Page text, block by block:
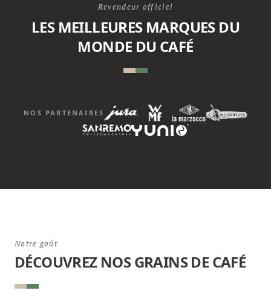
Revendeur officiel
LES MEILLEURES MARQUES DU
MONDE DU CAFÉ
NOS PARTENAIRES
Notre goût
DÉCOUVREZ NOS GRAINS DE CAFÉ